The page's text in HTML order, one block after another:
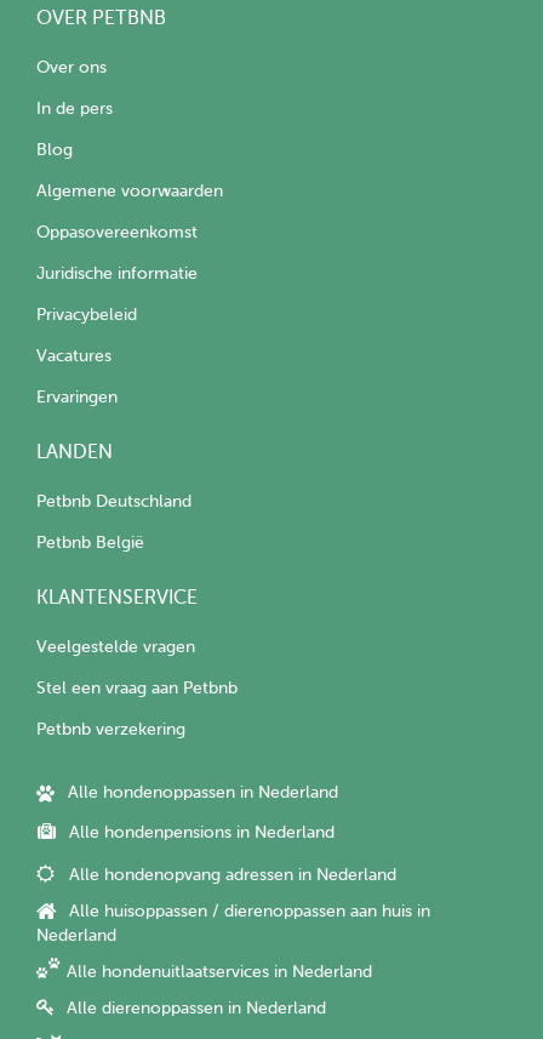
OVER PETBNB
Over ons
In de pers
Blog
Algemene voorwaarden
Oppasovereenkomst
Juridische informatie
Privacybeleid
Vacatures
Ervaringen
LANDEN
Petbnb Deutschland
Petbnb België
KLANTENSERVICE
Veelgestelde vragen
Stel een vraag aan Petbnb
Petbnb verzekering
Alle hondenoppassen in Nederland
Alle hondenpensions in Nederland
Alle hondenopvang adressen in Nederland
Alle huisoppassen / dierenoppassen aan huis in
Nederland
Alle hondenuitlaatservices in Nederland
Alle dierenoppassen in Nederland